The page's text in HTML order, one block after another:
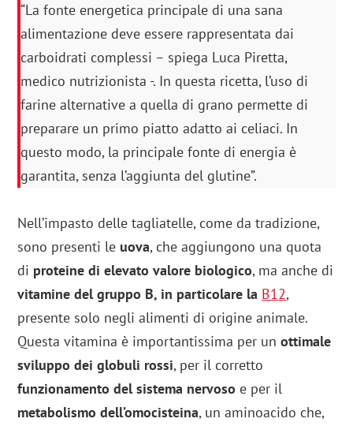
“La fonte energetica principale di una sana
alimentazione deve essere rappresentata dai
carboidrati complessi – spiega Luca Piretta,
medico nutrizionista -. In questa ricetta, l’uso di
farine alternative a quella di grano permette di
preparare un primo piatto adatto ai celiaci. In
questo modo, la principale fonte di energia è
garantita, senza l’aggiunta del glutine”.
Nell’impasto delle tagliatelle, come da tradizione,
sono presenti le uova, che aggiungono una quota
di proteine di elevato valore biologico, ma anche di
vitamine del gruppo B, in particolare la B12,
presente solo negli alimenti di origine animale.
Questa vitamina è importantissima per un ottimale
sviluppo dei globuli rossi, per il corretto
funzionamento del sistema nervoso e per il
metabolismo dell’omocisteina, un aminoacido che,